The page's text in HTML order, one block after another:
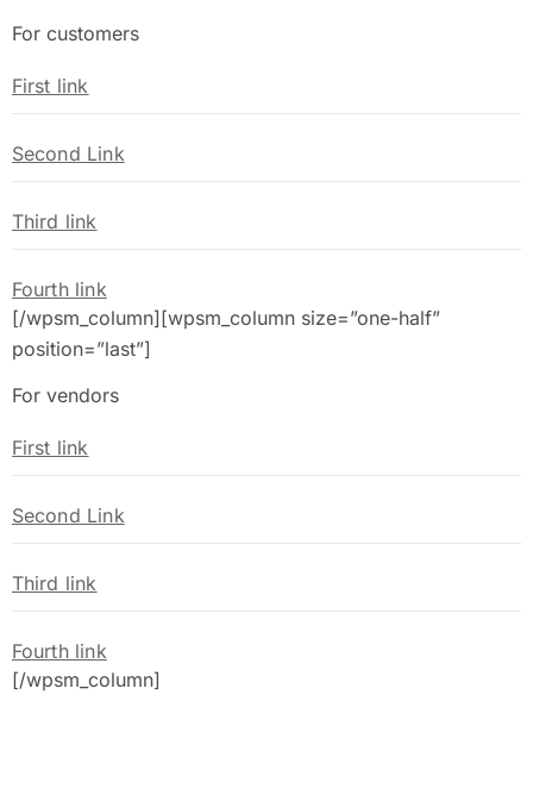
For customers
First link
Second Link
Third link
Fourth link
[/wpsm_column][wpsm_column size=”one-half”
position=”last”]
For vendors
First link
Second Link
Third link
Fourth link
[/wpsm_column]